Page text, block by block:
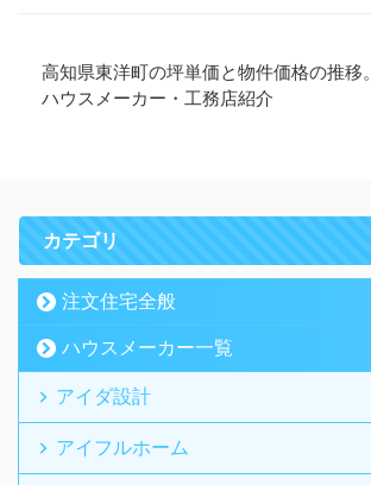
高知県東洋町の坪単価と物件価格の推移。
ハウスメーカー・工務店紹介
カテゴリ
注文住宅全般
ハウスメーカー一覧
アイダ設計
アイフルホーム